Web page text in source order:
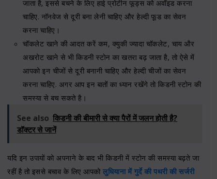
जाता है, इससे बचने के लिए हाई प्रोटीन फूड्स को अवॉइड करना
चाहिए. नॉनवेज से दूरी बना लेनी चाहिए और हेल्दी फूड का सेवन
करना चाहिए।
चॉकलेट खाने की आदत करें कम, क्युकी ज्यादा चॉकलेट, चाय और
अखरोट खाने से भी किडनी स्टोन का खतरा बढ़ जाता है, तो ऐसे में
आपको इन चीजों से दूरी बनानी चाहिए और हेल्दी चीजों का सेवन
करना चाहिए. अगर आप इन बातों का ध्यान रखेंगे तो किडनी स्टोन की
समस्या से बच सकते है।
See also किडनी की बीमारी से क्या पैरों में जलन होती है?
डॉक्टर से जानें
यदि इन उपायों को अपनाने के बाद भी किडनी में स्टोन की समस्या बढ़ते जा
रहीं है तो इससे बचाव के लिए आपको लुधियाना में गुर्दे की पथरी की सर्जरी